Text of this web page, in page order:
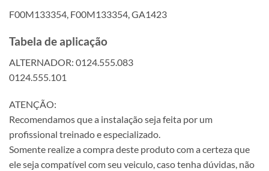
F00M133354, F00M133354, GA1423
Tabela de aplicação
ALTERNADOR: 0124.555.083
0124.555.101
ATENÇÃO:
Recomendamos que a instalação seja feita por um
profissional treinado e especializado.
Somente realize a compra deste produto com a certeza que
ele seja compatível com seu veiculo, caso tenha dúvidas, não